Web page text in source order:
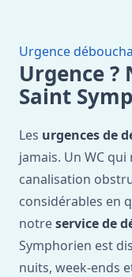
Urgence
Urgence ?
Saint
Les urgences de
jamais. Un WC
canalisation
considérables en
notreservice de
Symphorien est
nuits, week-ends